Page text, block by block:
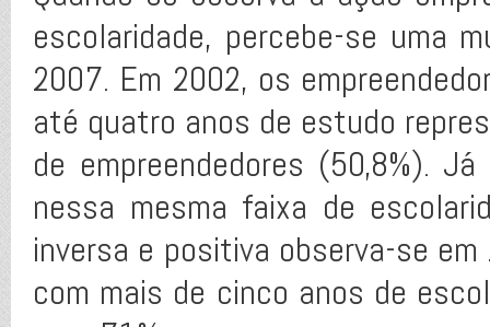
escolaridade, percebe-se uma
2007. Em 2002, os
até quatro anos de estudo
de empreendedores (50,8%).
nessa mesma faixa de
inversa e positiva observa-se
com mais de cinco anos de